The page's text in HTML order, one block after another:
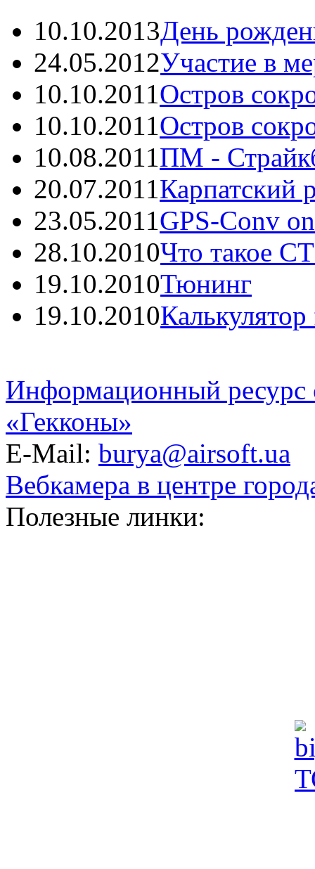
10.10.2013День
24.05.2012Участие в
10.10.2011Остров
10.10.2011Остров
10.08.2011ПМ -
20.07.2011Карпатский
23.05.2011GPS-Conv
28.10.2010Что такое
19.10.2010Тюнинг
19.10.2010
Информационный ресурс
«Гекконы»
E-Mail: burya@airsoft.ua
Вебкамера в центре
Полезные линки: